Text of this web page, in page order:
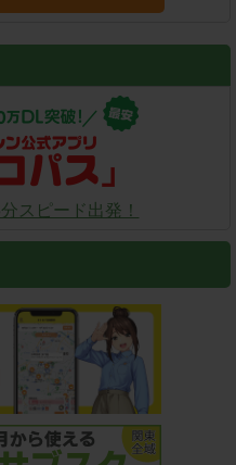
スピード出発！